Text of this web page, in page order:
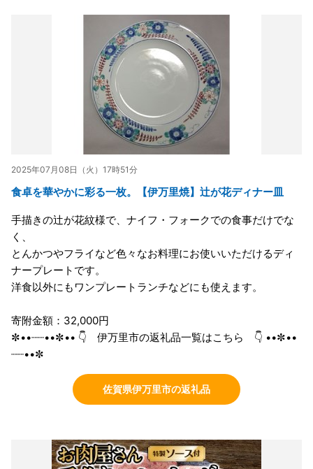
2025年07月08日（火）17時51分
食卓を華やかに彩る一枚。【伊万里焼】辻が花ディナー皿
手描きの辻が花紋様で、ナイフ・フォークでの食事だけでな
く、
とんかつやフライなど色々なお料理にお使いいただけるディ
ナープレートです。
洋食以外にもワンプレートランチなどにも使えます。
寄附金額：32,000円
✼••┈┈••✼•• 👇 伊万里市の返礼品一覧はこちら 👇 ••✼••
┈┈••✼
佐賀県伊万里市の返礼品